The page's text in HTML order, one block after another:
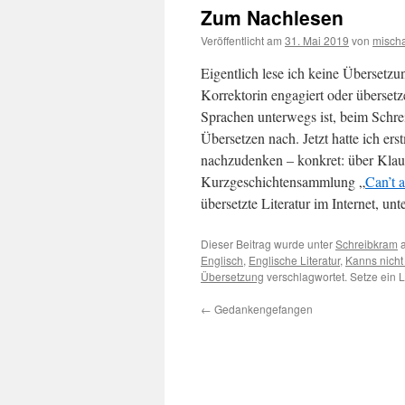
Zum Nachlesen
Veröffentlicht am 31. Mai 2019 von
Eigentlich lese ich keine
Korrektorin engagiert oder
Sprachen unterwegs ist, beim
Übersetzen nach. Jetzt hatte ich
nachzudenken – konkret: über
Kurzgeschichtensammlung „Can’t
übersetzte Literatur im Internet,
Dieser Beitrag wurde unterSchreibkram
Englisch, Englische Literatur, Kanns
Übersetzung verschlagwortet. Setze ein
← Gedankengefangen